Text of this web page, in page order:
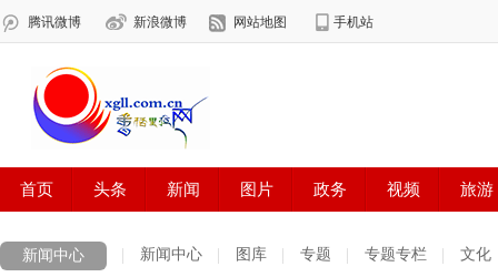
新闻中心 新闻中心 图库 专题 专题专栏 文化